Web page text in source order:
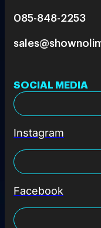
085-848-2253
SOCIAL MEDIA
Instagram
Facebook